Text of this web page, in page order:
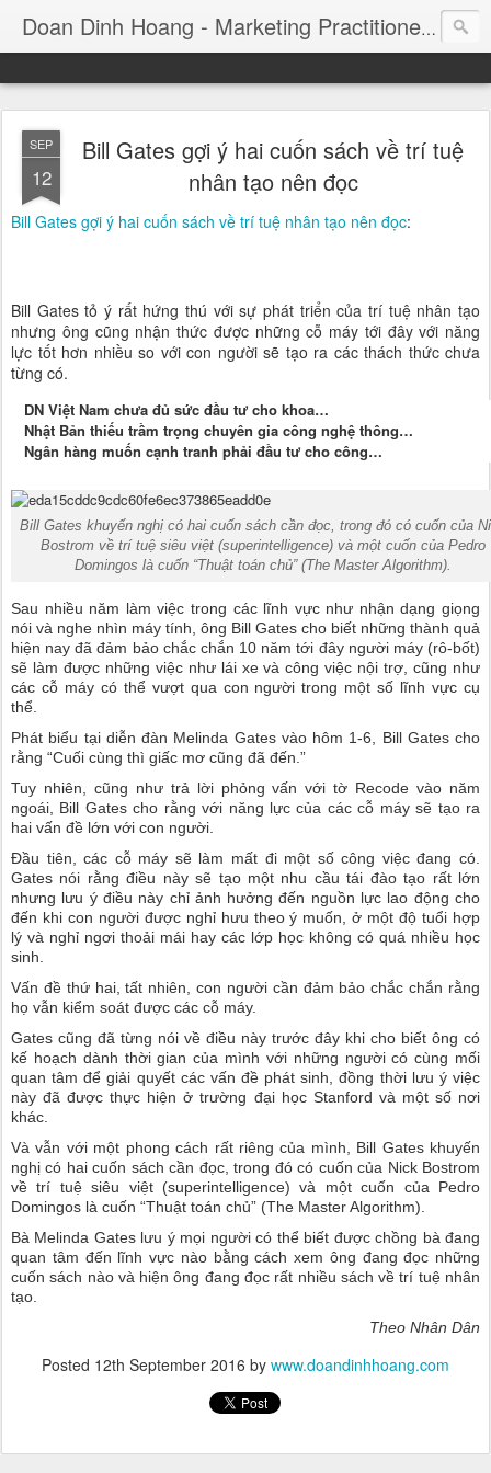
Doan Dinh Hoang - Marketing Practitioner
SEP
12
Bill Gates gợi ý hai cuốn sách về trí tuệ
nhân tạo nên đọc
Bill Gates gợi ý hai cuốn sách về trí tuệ nhân tạo nên đọc:
Bill Gates tỏ ý rất hứng thú với sự phát triển của trí tuệ nhân tạo
nhưng ông cũng nhận thức được những cỗ máy tới đây với năng
lực tốt hơn nhiều so với con người sẽ tạo ra các thách thức chưa
từng có.
DN Việt Nam chưa đủ sức đầu tư cho khoa…
Nhật Bản thiếu trầm trọng chuyên gia công nghệ thông…
Ngân hàng muốn cạnh tranh phải đầu tư cho công…
Bill Gates khuyến nghị có hai cuốn sách cần đọc, trong đó có cuốn của
Bostrom về trí tuệ siêu việt (superintelligence) và một cuốn của Pedro
Domingos là cuốn “Thuật toán chủ” (The Master Algorithm).
Sau nhiều năm làm việc trong các lĩnh vực như nhận dạng giọng
nói và nghe nhìn máy tính, ông Bill Gates cho biết những thành quả
hiện nay đã đảm bảo chắc chắn 10 năm tới đây người máy (rô-bốt)
sẽ làm được những việc như lái xe và công việc nội trợ, cũng như
các cỗ máy có thể vượt qua con người trong một số lĩnh vực cụ
thể.
Phát biểu tại diễn đàn Melinda Gates vào hôm 1-6, Bill Gates cho
rằng “Cuối cùng thì giấc mơ cũng đã đến.”
Tuy nhiên, cũng như trả lời phỏng vấn với tờ Recode vào năm
ngoái, Bill Gates cho rằng với năng lực của các cỗ máy sẽ tạo ra
hai vấn đề lớn với con người.
Đầu tiên, các cỗ máy sẽ làm mất đi một số công việc đang có.
Gates nói rằng điều này sẽ tạo một nhu cầu tái đào tạo rất lớn
nhưng lưu ý điều này chỉ ảnh hưởng đến nguồn lực lao động cho
đến khi con người được nghỉ hưu theo ý muốn, ở một độ tuổi hợp
lý và nghỉ ngơi thoải mái hay các lớp học không có quá nhiều học
sinh.
Vấn đề thứ hai, tất nhiên, con người cần đảm bảo chắc chắn rằng
họ vẫn kiểm soát được các cỗ máy.
Gates cũng đã từng nói về điều này trước đây khi cho biết ông có
kế hoạch dành thời gian của mình với những người có cùng mối
quan tâm để giải quyết các vấn đề phát sinh, đồng thời lưu ý việc
này đã được thực hiện ở trường đại học Stanford và một số nơi
khác.
Và vẫn với một phong cách rất riêng của mình, Bill Gates khuyến
nghị có hai cuốn sách cần đọc, trong đó có cuốn của Nick Bostrom
về trí tuệ siêu việt (superintelligence) và một cuốn của Pedro
Domingos là cuốn “Thuật toán chủ” (The Master Algorithm).
Bà Melinda Gates lưu ý mọi người có thể biết được chồng bà đang
quan tâm đến lĩnh vực nào bằng cách xem ông đang đọc những
cuốn sách nào và hiện ông đang đọc rất nhiều sách về trí tuệ nhân
tạo.
Theo Nhân Dân
Posted 12th September 2016 by www.doandinhhoang.com